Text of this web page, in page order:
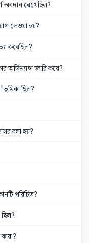
অবদান রেখেছিল?
দেওয়া হয়?
করেছিল?
অর্ডিন্যান্স জারি করে?
ভূমিকা ছিল?
বলা হয়?
পরিচিত?
ছিল?